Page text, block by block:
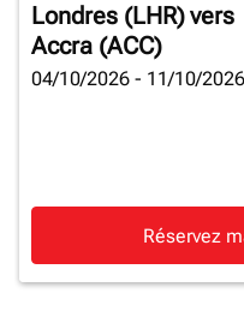
Londres (LHR)vers
Accra (ACC)
04/10/2026 - 11/10/2026
Réservez